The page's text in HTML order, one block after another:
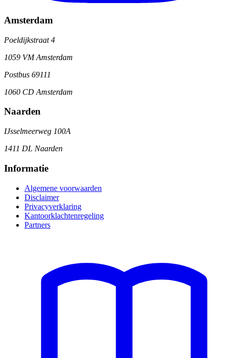
Amsterdam
Poeldijkstraat 4
1059 VM Amsterdam
Postbus 69111
1060 CD Amsterdam
Naarden
IJsselmeerweg 100A
1411 DL Naarden
Informatie
Algemene voorwaarden
Disclaimer
Privacyverklaring
Kantoorklachtenregeling
Partners